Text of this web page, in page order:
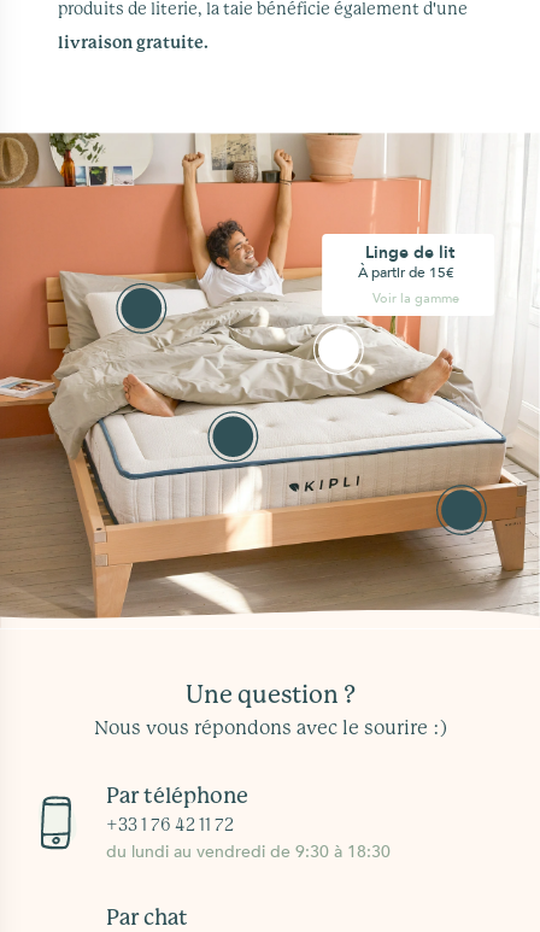
produits de literie, la taie bénéficie également d'une
livraison gratuite.
Linge de lit
Voir la gamme
À partir de 15€
Voir la gamme
Sommier en bois
Voir la gamme
Voir la gamme
Une question ?
Nous vous répondons avec le sourire :)
Par téléphone
+33 1 76 42 11 72
du lundi au vendredi de 9:30 à 18:30
Par chat